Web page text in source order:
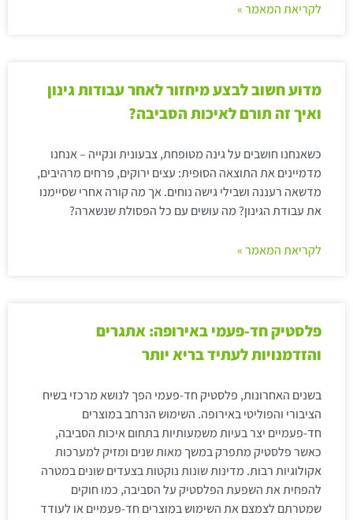
לקריאת המאמר »
מדוע חשוב לבצע מיחזור לאחר עבודות גינון
ואיך זה תורם לאיכות הסביבה?
כשאנחנו חושבים על גינה מטופחת, צבעונית ונקייה – אנחנו
מדמיינים את התוצאה הסופית: עצים ירוקים, פרחים מרהיבים,
מדשאה רעננה ושבילי גישה נוחים. אך מה קורה אחרי שסיימנו
את עבודת הגינון? מה עושים עם כל הפסולת שנשארה?
לקריאת המאמר »
פלסטיק חד-פעמי באירופה: אתגרים
והזדמנויות לעתיד בריא יותר
בשנים האחרונות, פלסטיק חד-פעמי הפך לנושא מרכזי בשיח
הציבורי והפוליטי באירופה. השימוש הנרחב במוצרים
חד-פעמיים יצר בעיות משמעותיות בתחום איכות הסביבה,
כאשר פלסטיק מתפרק במשך מאות שנים ומזיק למערכות
אקולוגיות רבות. מדינות שונות נוקטות בצעדים שונים במטרה
להפחית את השפעת הפלסטיק על הסביבה, כמו חוקים
שמטרתם לצמצם את השימוש במוצרים חד-פעמיים או לעודד